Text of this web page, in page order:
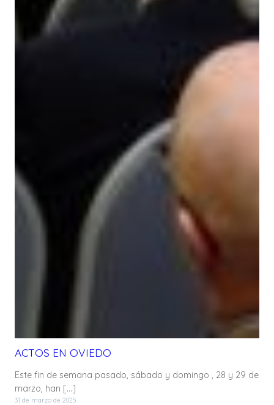
ACTOS EN OVIEDO
Este fin de semana pasado, sábado y domingo , 28 y 29 de
marzo, han […]
31 de marzo de 2025